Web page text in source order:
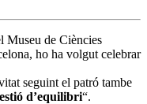
Museu de Ciències
ho ha volgut celebrar
seguint el patró tambe
d’equilibri“.